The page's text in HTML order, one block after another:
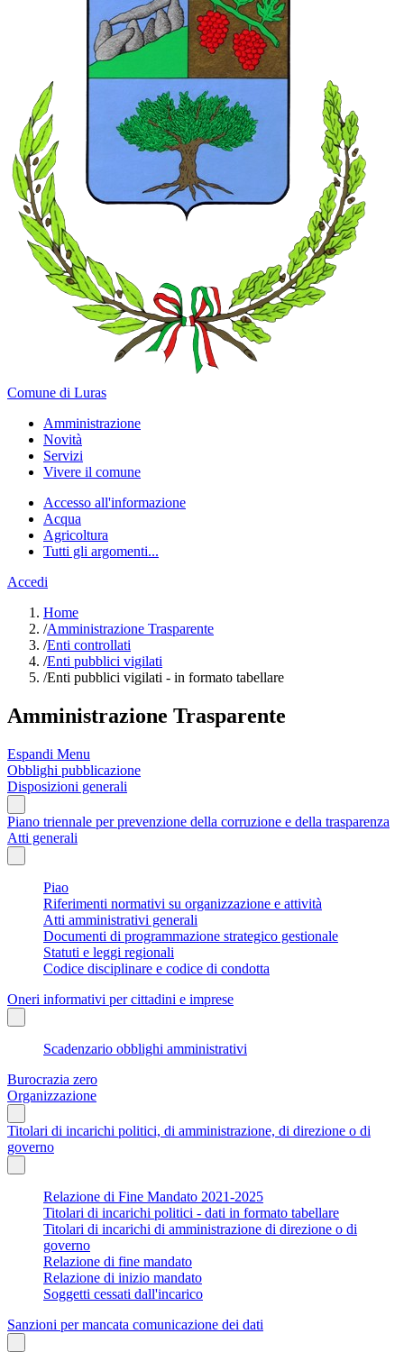
Comune di Luras
Amministrazione
Novità
Servizi
Vivere il comune
Accesso all'informazione
Acqua
Agricoltura
Tutti gli argomenti...
Accedi
Home
/Amministrazione Trasparente
/Enti controllati
/Enti pubblici vigilati
/Enti pubblici vigilati - in formato tabellare
Amministrazione Trasparente
Espandi Menu
Obblighi pubblicazione
Disposizioni generali
Piano triennale per prevenzione della corruzione e della trasparenza
Atti generali
Piao
Riferimenti normativi su organizzazione e attività
Atti amministrativi generali
Documenti di programmazione strategico gestionale
Statuti e leggi regionali
Codice disciplinare e codice di condotta
Oneri informativi per cittadini e imprese
Scadenzario obblighi amministrativi
Burocrazia zero
Organizzazione
Titolari di incarichi politici, di amministrazione, di direzione o di
governo
Relazione di Fine Mandato 2021-2025
Titolari di incarichi politici - dati in formato tabellare
Titolari di incarichi di amministrazione di direzione o di
governo
Relazione di fine mandato
Relazione di inizio mandato
Soggetti cessati dall'incarico
Sanzioni per mancata comunicazione dei dati